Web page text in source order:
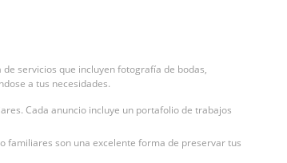
servicios que incluyen fotografía de bodas,
a tus necesidades.
Cada anuncio incluye un portafolio de trabajos
familiares son una excelente forma de preservar tus